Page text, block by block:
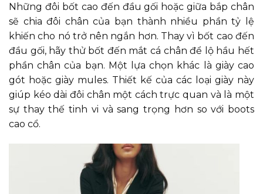
Những đôi bốt cao đến đầu gối hoặc giữa bắp chân
sẽ chia đôi chân của bạn thành nhiều phần tỷ lệ
khiến cho nó trở nên ngắn hơn. Thay vì bốt cao đến
đầu gối, hãy thử bốt đến mắt cá chân để lộ hầu hết
phần chân của bạn. Một lựa chọn khác là giày cao
gót hoặc giày mules. Thiết kế của các loại giày này
giúp kéo dài đôi chân một cách trực quan và là một
sự thay thế tinh vi và sang trọng hơn so với boots
cao cổ.